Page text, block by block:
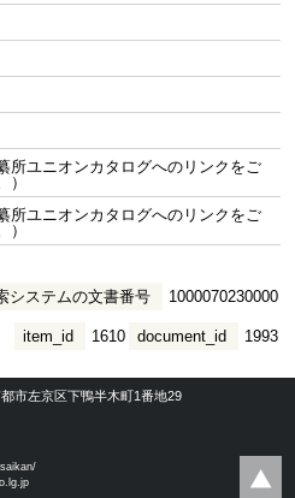
所ユニオンカタログへのリンクをご
）
所ユニオンカタログへのリンクをご
）
システムの文書番号 1000070230000
document_id 1993
item_id 1610
市左京区下鴨半木町1番地29